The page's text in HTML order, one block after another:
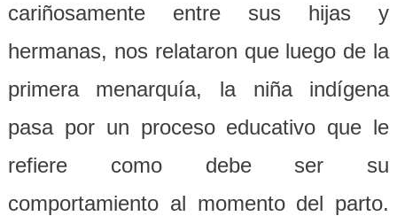
cariñosamente entre sus hijas y
hermanas, nos relataron que luego de la
primera menarquía, la niña indígena
pasa por un proceso educativo que le
refiere como debe ser su
comportamiento al momento del parto.